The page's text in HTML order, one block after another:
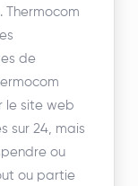
de
le site web
sur 24, mais
ou
ou partie